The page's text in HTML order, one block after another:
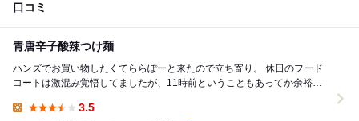
口コミ
青唐辛子酸辣つけ麺
ハンズでお買い物したくてららぽーと来たので立ち寄り。 休日のフード
コートは激混み覚悟してましたが、11時前ということもあってか余裕で
3.5